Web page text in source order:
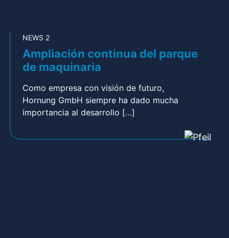
NEWS 2
Ampliación continua del parque
de maquinaria
Como empresa con visión de futuro,
Hornung GmbH siempre ha dado mucha
importancia al desarrollo […]